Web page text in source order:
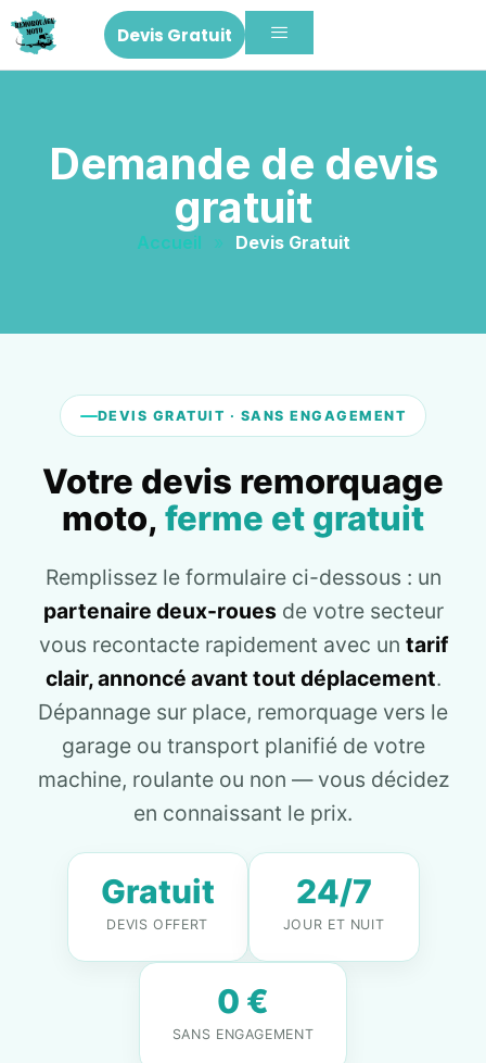
Devis Gratuit
Demande de devis
gratuit
Accueil » Devis Gratuit
DEVIS GRATUIT · SANS ENGAGEMENT
Votre devis remorquage
moto, ferme et gratuit
Remplissez le formulaire ci-dessous : un
partenaire deux-rouesde votre secteur
vous recontacte rapidement avec un tarif
clair, annoncé avant tout déplacement.
Dépannage sur place, remorquage vers le
garage ou transport planifié de votre
machine, roulante ou non — vous décidez
en connaissant le prix.
Gratuit
DEVIS OFFERT
24/7
JOUR ET NUIT
0 €
SANS ENGAGEMENT